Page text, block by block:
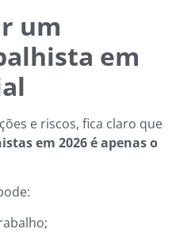
um
em
e riscos, fica claro que
em 2026 é apenas o